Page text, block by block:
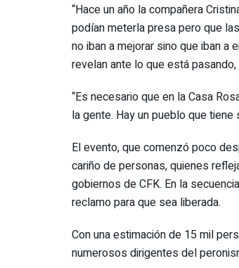
“Hace un año la compañera
podían meterla presa pero que
no iban a mejorar sino que iban a
revelan ante lo que está
“Es necesario que en la Casa
la gente. Hay un pueblo que
El evento, que comenzó poco
cariño de personas, quienes
gobiernos de CFK. En la
reclamo para que sea liberada.
Con una estimación de 15 mil
numerosos dirigentes del